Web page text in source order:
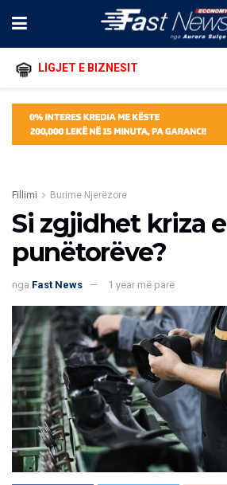
LIGJET E BIZNESIT
Fillimi Burime Njerëzore
Si zgjidhet kriza e
punëtorëve?
nga Fast News 1 year më parë